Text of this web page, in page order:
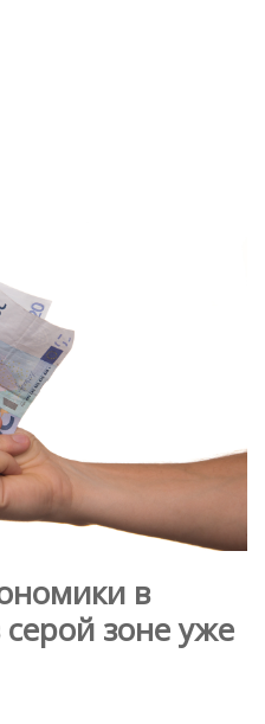
в
зоне уже